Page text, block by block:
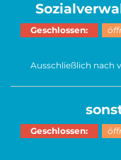
Klicken, um weitere
Geschlossen:
Ausschließlich nach
Klicken, um weitere
Geschlossen: